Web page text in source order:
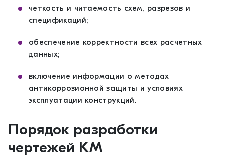
четкость и читаемость схем, разрезов и
спецификаций;
обеспечение корректности всех расчетных
данных;
включение информации о методах
антикоррозионной защиты и условиях
эксплуатации конструкций.
Порядок разработки
чертежей КМ